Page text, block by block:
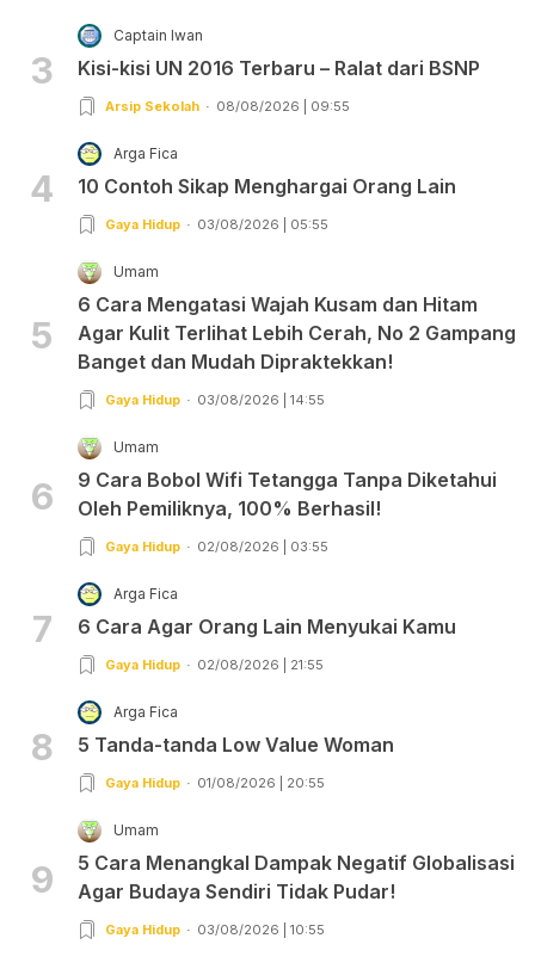
3
Captain Iwan
Kisi-kisi UN 2016 Terbaru – Ralat dari BSNP
Arsip Sekolah 08/08/2026 | 09:55
4
Arga Fica
10 Contoh Sikap Menghargai Orang Lain
Gaya Hidup 03/08/2026 | 05:55
5
Umam
6 Cara Mengatasi Wajah Kusam dan Hitam
Agar Kulit Terlihat Lebih Cerah, No 2 Gampang
Banget dan Mudah Dipraktekkan!
Gaya Hidup 03/08/2026 | 14:55
6
Umam
9 Cara Bobol Wifi Tetangga Tanpa Diketahui
Oleh Pemiliknya, 100% Berhasil!
Gaya Hidup 02/08/2026 | 03:55
7
Arga Fica
6 Cara Agar Orang Lain Menyukai Kamu
Gaya Hidup 02/08/2026 | 21:55
8
Arga Fica
5 Tanda-tanda Low Value Woman
Gaya Hidup 01/08/2026 | 20:55
9
Umam
5 Cara Menangkal Dampak Negatif Globalisasi
Agar Budaya Sendiri Tidak Pudar!
Gaya Hidup 03/08/2026 | 10:55